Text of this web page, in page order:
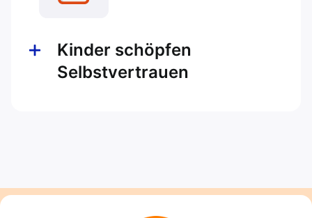
Kinder schöpfen
Selbstvertrauen